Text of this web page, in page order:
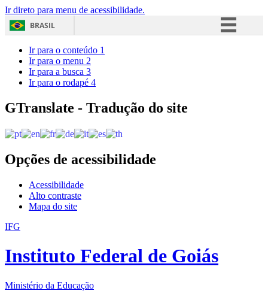
Ir direto para menu de acessibilidade.
BRASIL
Acesso à informação
Ir para o conteúdo 1
Ir para o menu 2
Ir para a busca 3
Ir para o rodapé 4
GTranslate - Tradução do site
Opções de acessibilidade
Acessibilidade
Alto contraste
Mapa do site
IFG
Instituto Federal de Goiás
Ministério da Educação